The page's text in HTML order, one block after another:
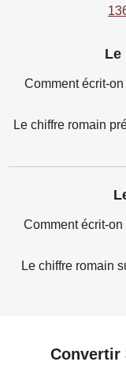
Le
Comment écrit-
Le chiffre romain
Comment écrit-
Le chiffre romain
Convertir